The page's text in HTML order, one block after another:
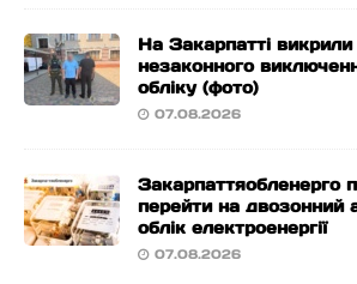
На Закарпатті
незаконного
обліку (фото)
07.08.2026
Закарпаттяобленерго
перейти на двозонний
облік електроенергії
07.08.2026